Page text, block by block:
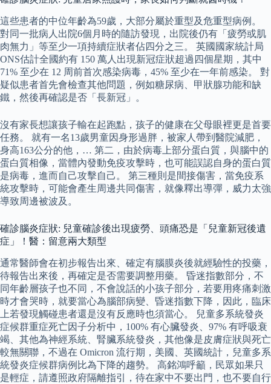
這些患者的中位年齡為59歲，大部分屬於重型及危重型病例。
對同一批病人出院6個月時的隨訪發現，出院後仍有「疲勞或肌
肉無力」等至少一項持續症狀者佔四分之三。 英國國家統計局
ONS估計全國約有 150 萬人出現新冠症狀超過四個星期，其中
71% 至少在 12 周前首次感染病毒，45% 至少在一年前感染。 對
疑似患者首先會檢查其他問題，例如糖尿病、甲狀腺功能和缺
鐵，然後再確認是否「長新冠」。
沒有家長想讓孩子輸在起跑點，孩子的健康在父母眼裡更是首要
任務。 就有一名13歲男童因身形過胖，被家人帶到醫院減肥，
身高163公分的他，… 第二，由於病毒上部分蛋白質，與腦中的
蛋白質相像，當體內發動免疫攻擊時，也可能誤認自身的蛋白質
是病毒，進而自己攻擊自己。 第三種則是間接傷害，當免疫系
統攻擊時，可能會產生周邊共同傷害，就像釋出導彈，威力太強
導致周邊被波及。
確診腦炎症狀: 兒童確診後出現疲勞、頭痛恐是「兒童新冠後遺
症」！醫：留意兩大類型
通常醫師會在初步報告出來、確定有腦膜炎後就經驗性的投藥，
待報告出來後，再確定是否需要調整用藥。 昏迷指數部分，不
同年齡層孩子也不同，不會說話的小孩子部分，若要用疼痛刺激
時才會哭時，就要當心為腦部病變、昏迷指數下降，因此，臨床
上若發現觸碰患者還是沒有反應時也須當心。 兒童多系統發炎
症候群重症死亡因子分析中，100% 有心臟發炎、97% 有呼吸衰
竭、其他為神經系統、腎臟系統發炎，其他像是皮膚症狀與死亡
較無關聯，不過在 Omicron 流行期，美國、英國統計，兒童多系
統發炎症候群病例比為下降的趨勢。 高銘鴻呼籲，民眾如果只
是輕症，請遵照政府隔離指引，待在家中不要出門，也不要自行